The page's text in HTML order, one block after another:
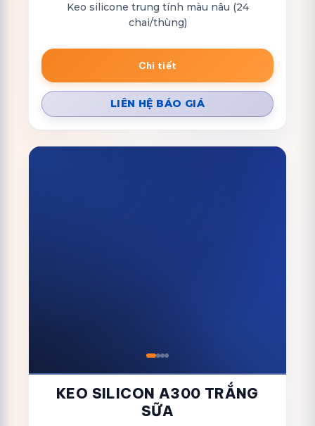
Keo silicone trung tính màu nâu (24
chai/thùng)
Chi tiết
LIÊN HỆ BÁO GIÁ
KEO SILICON A300 TRẮNG
SỮA